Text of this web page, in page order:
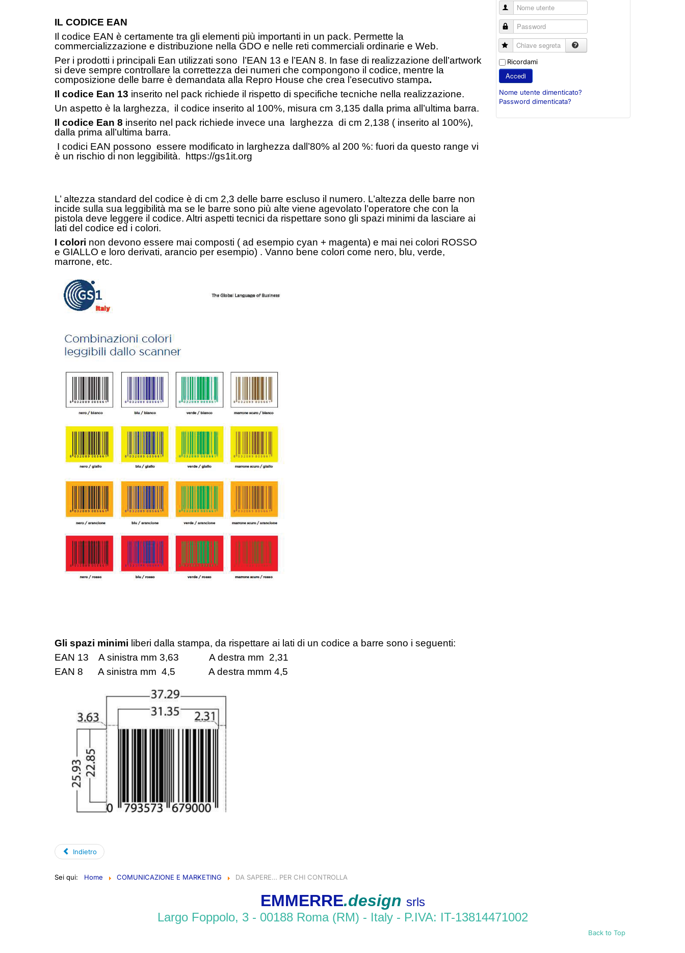
IL CODICE EAN
Il codice EAN è certamente tra gli elementi più importanti in un pack. Permette la
commercializzazione e distribuzione nella GDO e nelle reti commerciali ordinarie e Web.
Per i prodotti i principali Ean utilizzati sono l’EAN 13 e l’EAN 8. In fase di realizzazione dell’artwork
si deve sempre controllare la correttezza dei numeri che compongono il codice, mentre la
composizione delle barre è demandata alla Repro House che crea l’esecutivo stampa.
Il codice Ean 13 inserito nel pack richiede il rispetto di specifiche tecniche nella realizzazione.
Un aspetto è la larghezza, il codice inserito al 100%, misura cm 3,135 dalla prima all’ultima barra.
Il codice Ean 8 inserito nel pack richiede invece una larghezza di cm 2,138 ( inserito al 100%),
dalla prima all’ultima barra.
I codici EAN possono essere modificato in larghezza dall’80% al 200 %: fuori da questo range vi
è un rischio di non leggibilità. https://gs1it.org
L’ altezza standard del codice è di cm 2,3 delle barre escluso il numero. L’altezza delle barre non
incide sulla sua leggibilità ma se le barre sono più alte viene agevolato l’operatore che con la
pistola deve leggere il codice. Altri aspetti tecnici da rispettare sono gli spazi minimi da lasciare ai
lati del codice ed i colori.
I colori non devono essere mai composti ( ad esempio cyan + magenta) e mai nei colori ROSSO
e GIALLO e loro derivati, arancio per esempio) . Vanno bene colori come nero, blu, verde,
marrone, etc.
Gli spazi minimi liberi dalla stampa, da rispettare ai lati di un codice a barre sono i seguenti:
EAN 13 A sinistra mm 3,63 A destra mm 2,31
EAN 8 A sinistra mm 4,5 A destra mmm 4,5
Indietro
Sei qui: Home COMUNICAZIONE E MARKETING DA SAPERE… PER CHI CONTROLLA
Nome utente
Password
Chiave segreta
Ricordami
Accedi
Nome utente dimenticato?
Password dimenticata?
EMMERRE.design srls
Largo Foppolo, 3 - 00188 Roma (RM) - Italy - P.IVA: IT-13814471002
Back to Top